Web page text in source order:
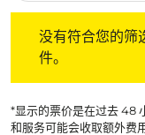
没有符合您的筛
件。
*显示的票价是在过去 48
和服务可能会收取额外费用